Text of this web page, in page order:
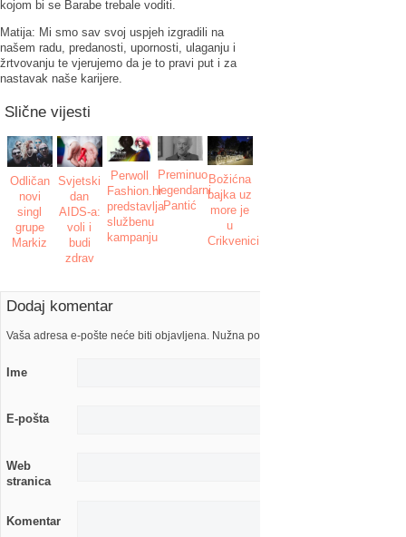
kojom bi se Barabe trebale voditi.
Matija: Mi smo sav svoj uspjeh izgradili na
našem radu, predanosti, upornosti, ulaganju i
žrtvovanju te vjerujemo da je to pravi put i za
nastavak naše karijere.
Slične vijesti
Odličan
novi
singl
grupe
Markiz
Svjetski
dan
AIDS-a:
voli i
budi
zdrav
Perwoll
Fashion.hr
predstavlja
službenu
kampanju
Preminuo
legendarni
Pantić
Božićna
bajka uz
more je
u
Crikvenici
Dodaj komentar
Vaša adresa e-pošte neće biti objavljena. Nužna polja su označena s
Ime
E-pošta
Web
stranica
Komentar